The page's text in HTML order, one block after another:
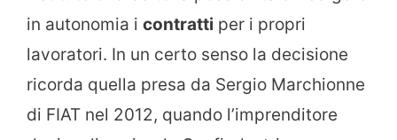
in autonomia i contratti per i propri
lavoratori. In un certo senso la decisione
ricorda quella presa da Sergio Marchionne
di FIAT nel 2012, quando l’imprenditore